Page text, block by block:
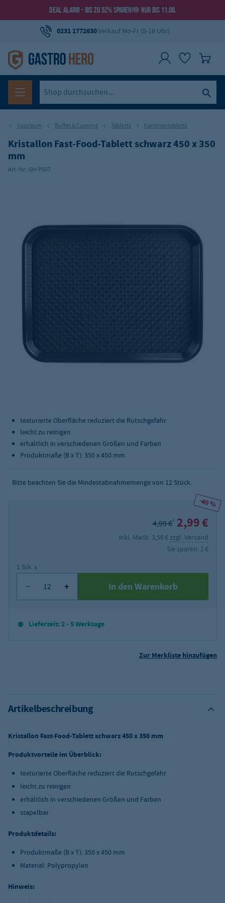
DEAL ALARM - BIS ZU 52% SPAREN! NUR BIS 11.08.
0231 1772630Verkauf Mo-Fr (8-18 Uhr)
Gastraum Buffet & Catering Tabletts Kantinentabletts
Kristallon Fast-Food-Tablett schwarz 450 x 350
mm
Art.-Nr.: GH-P507
texturierte Oberfläche reduziert die Rutschgefahr
leicht zu reinigen
erhältlich in verschiedenen Größen und Farben
Produktmaße (B x T): 350 x 450 mm
Bitte beachten Sie die Mindestabnahmemenge von 12 Stück.
-40 %
4,99 €2 2,99 €
inkl. MwSt. 3,56 € zzgl. Versand
Sie sparen: 2 €
1 Stk. x
In den Warenkorb
Lieferzeit: 2 - 5 Werktage
Zur Merkliste hinzufügen
Artikelbeschreibung
Kristallon Fast-Food-Tablett schwarz 450 x 350 mm
Produktvorteile im Überblick:
texturierte Oberfläche reduziert die Rutschgefahr
leicht zu reinigen
erhältlich in verschiedenen Größen und Farben
stapelbar
Produktdetails:
Produktmaße (B x T): 350 x 450 mm
Material: Polypropylen
Hinweis: